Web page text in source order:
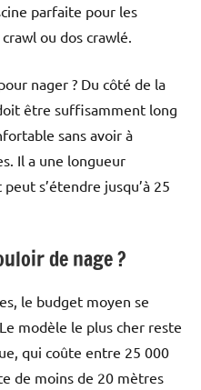
parfaite pour les
ou dos crawlé.
nager ? Du côté de la
être suffisamment long
sans avoir à
Il a une longueur
s’étendre jusqu’à 25
de nage ?
le budget moyen se
modèle le plus cher reste
qui coûte entre 25 000
de moins de 20 mètres